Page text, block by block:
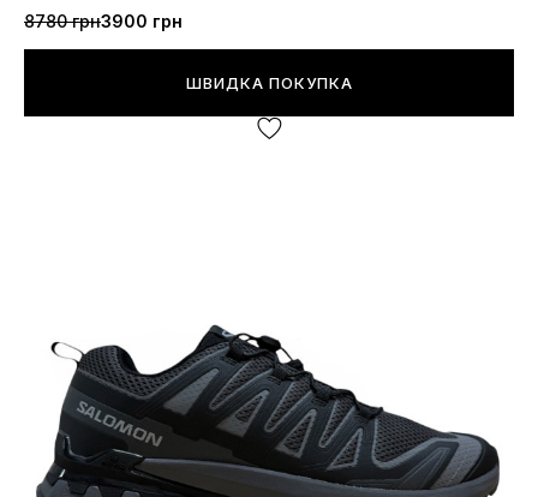
8780 грн3900 грн
ШВИДКА ПОКУПКА